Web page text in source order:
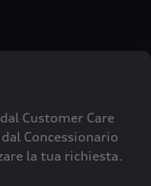
Customer Care
Concessionario
la tua richiesta.